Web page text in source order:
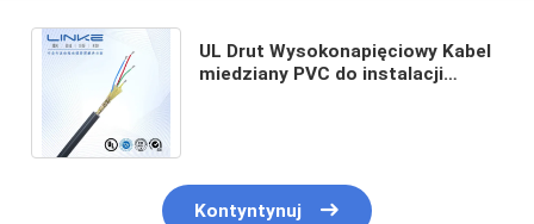
UL Drut Wysokonapięciowy Kabel
miedziany PVC do instalacji
Kontyntynuj